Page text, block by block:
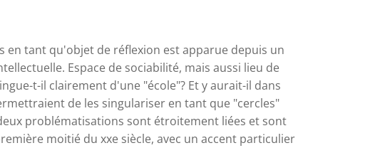
en tant qu'objet de réflexion est apparue depuis un
Espace de sociabilité, mais aussi lieu de
t-il clairement d'une "école"? Et y aurait-il dans
de les singulariser en tant que "cercles"
problématisations sont étroitement liées et sont
moitié du xxe siècle, avec un accent particulier